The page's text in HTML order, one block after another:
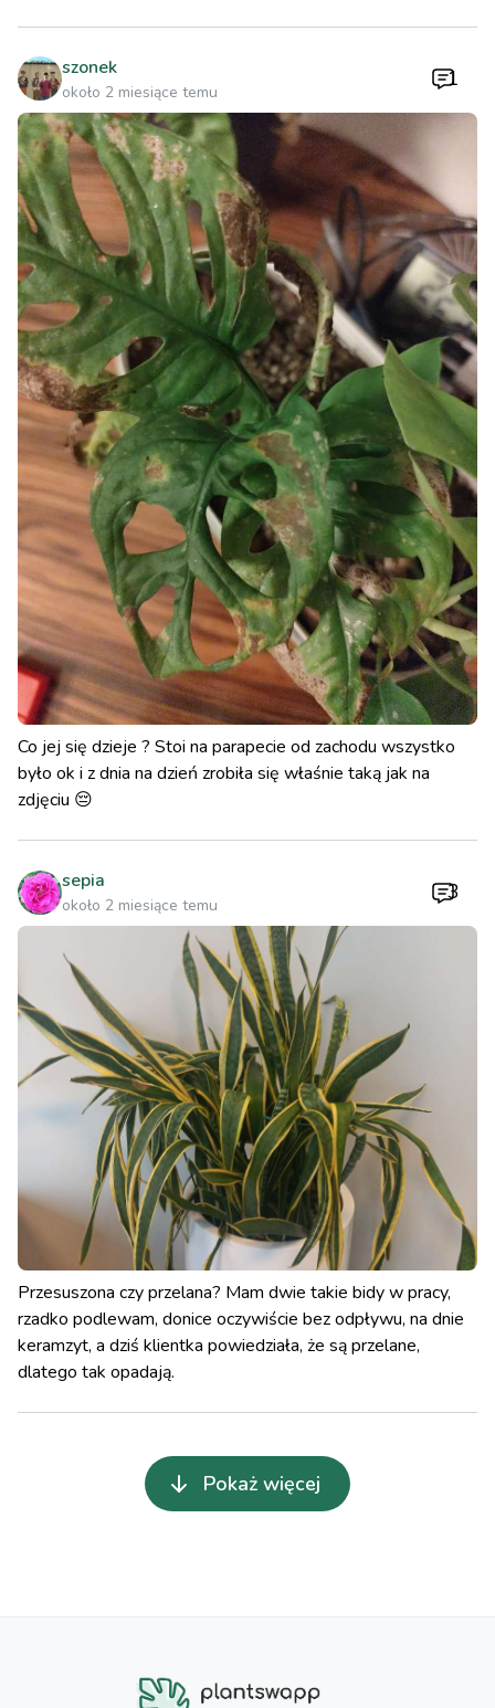
szonek
około 2 miesiące temu
1
Co jej się dzieje ? Stoi na parapecie od zachodu wszystko
było ok i z dnia na dzień zrobiła się właśnie taką jak na
zdjęciu 😔
sepia
około 2 miesiące temu
3
Przesuszona czy przelana? Mam dwie takie bidy w pracy,
rzadko podlewam, donice oczywiście bez odpływu, na dnie
keramzyt, a dziś klientka powiedziała, że są przelane,
dlatego tak opadają.
Pokaż więcej